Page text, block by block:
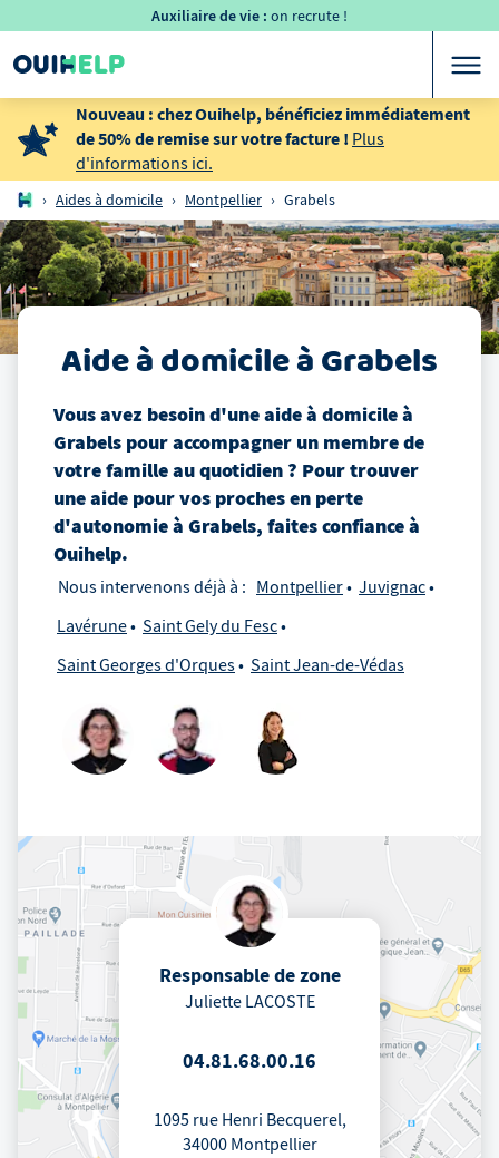
Auxiliaire de vie : on recrute !
Nouveau : chez Ouihelp, bénéficiez immédiatement
de 50% de remise sur votre facture ! Plus
d'informations ici.
› Aides à domicile › Montpellier › Grabels
Aide à domicileàGrabels
Vous avez besoin d'une aide à domicileà
Grabels pour accompagner un membre de
votre famille au quotidien ? Pour trouver
une aide pour vos proches en perte
d'autonomieà Grabels, faites confiance à
Ouihelp.
Nous intervenons déjà à : Montpellier
Juvignac
Lavérune
Saint Gely du Fesc
Saint Georges d'Orques
Saint Jean-de-Védas
Responsable de zone
Juliette LACOSTE
04.81.68.00.16
1095 rue Henri Becquerel,
34000 Montpellier